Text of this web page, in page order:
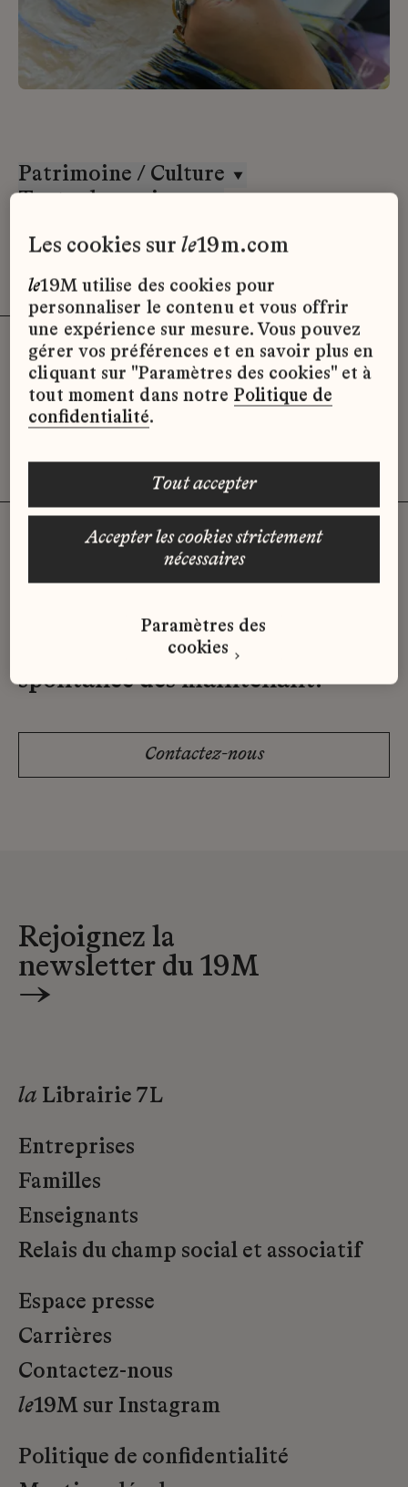
Patrimoine / Culture
Toutes les maisons
Désolé, il semble qu’il n’y ait pas
d’offres d’emploi disponibles pour le
moment.
Vous n'avez pas trouvé d'offre
qui correspond à votre profil ?
Envoyez-nous votre candidature
spontanée dès maintenant.
Contactez-nous
Rejoignez la
newsletter du 19M
→
la Librairie 7L
Entreprises
Familles
Enseignants
Relais du champ social et associatif
Espace presse
Carrières
Contactez-nous
le19M sur Instagram
Politique de confidentialité
les cookies surle19m.com
le19M utilise des cookies pour
personnaliser le contenu et vous offrir
une expérience sur mesure. Vous pouvez
gérer vos préférences et en savoir plus en
cliquant sur "Paramètres des cookies" et à
tout moment dans notre Politique de
confidentialité.
accepter les cookies strictement
nécessaires
tout accepter
Paramètres des
cookies